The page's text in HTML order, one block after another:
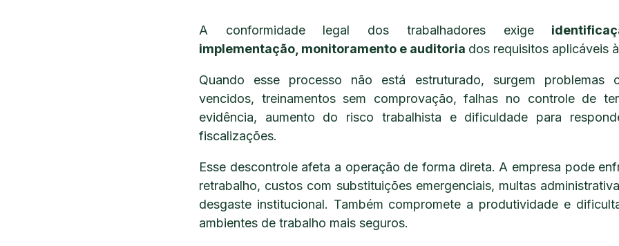
A conformidade legal dos trabalhadores exige
implementação, monitoramento e auditoria dos requisitos aplicáveis
Quando esse processo não está estruturado, surgem problemas
vencidos, treinamentos sem comprovação, falhas no controle de
evidência, aumento do risco trabalhista e dificuldade para
fiscalizações.
Esse descontrole afeta a operação de forma direta. A empresa pode
retrabalho, custos com substituições emergenciais, multas
desgaste institucional. Também compromete a produtividade e
ambientes de trabalho mais seguros.